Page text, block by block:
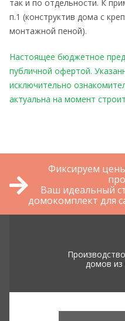
так и по отдельности. К
п.1 (конструктив дома с
монтажной пеной).
Настоящее бюджетное
публичной офертой.
исключительно
актуальна на момент
Фиксируем
Ваш идеальный
домокомплект для
домов